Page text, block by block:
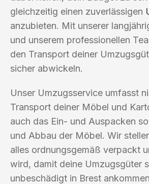
gleichzeitig einen zuverlässigen
anzubieten. Mit unserer
und unserem professionellen
den Transport deiner
sicher abwickeln.
Unser Umzugsservice umfasst
Transport deiner Möbel und
auch das Ein- und Auspacken
und Abbau der Möbel. Wir
alles ordnungsgemäß verpackt
wird, damit deine Umzugsgüter
unbeschädigt in Brest